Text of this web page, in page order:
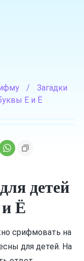
/
Загадки
Е и Ё
детей
Ё
срифмовать на
для детей. На